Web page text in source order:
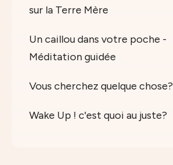
sur la Terre Mère
Un caillou dans votre poche -
Méditation guidée
Vous cherchez quelque chose?
Wake Up ! c'est quoi au juste?